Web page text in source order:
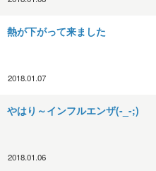
熱が下がって来ました
2018.01.07
やはり～インフルエンザ(-_-;)
2018.01.06